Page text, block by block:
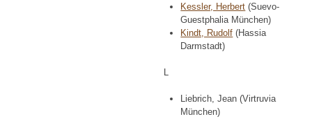
Kessler, Herbert (Suevo-
Guestphalia München)
Kindt, Rudolf (Hassia
Darmstadt)
L
Liebrich, Jean (Virtruvia
München)